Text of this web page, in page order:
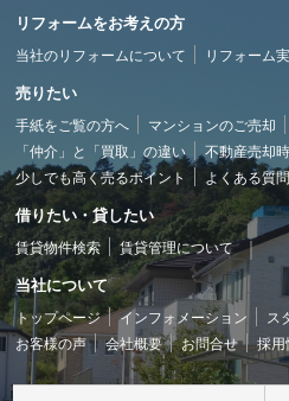
リフォームをお考えの方
当社のリフォームについて リフォーム
売りたい
手紙をご覧の方へ マンションのご売却
「仲介」と「買取」の違い
不動産売却
少しでも高く売るポイント
よくある質問
借りたい・貸したい
賃貸物件検索 賃貸管理について
当社について
トップページ インフォメーション ス
お客様の声
会社概要 お問合せ 採用